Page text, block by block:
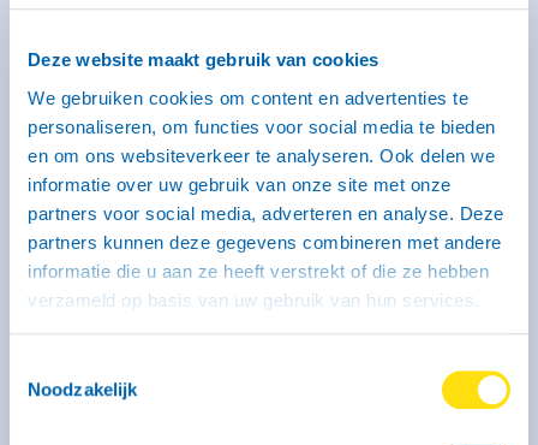
Deze website maakt gebruik van cookies
We gebruiken cookies om content en advertenties te
personaliseren, om functies voor social media te bieden
en om ons websiteverkeer te analyseren. Ook delen we
informatie over uw gebruik van onze site met onze
partners voor social media, adverteren en analyse. Deze
partners kunnen deze gegevens combineren met andere
informatie die u aan ze heeft verstrekt of die ze hebben
verzameld op basis van uw gebruik van hun services.
Noodzakelijk
Kenmerken
Binnenmaat: 265 x 132 x 187 cm
Laadvermogen: 900 kg